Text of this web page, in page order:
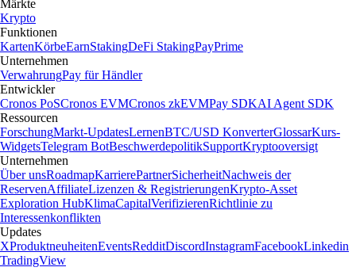
Märkte
Krypto
Funktionen
KartenKörbeEarnStakingDeFi StakingPayPrime
Unternehmen
VerwahrungPay für Händler
Entwickler
Cronos PoSCronos EVMCronos zkEVMPay SDKAI Agent SDK
Ressourcen
ForschungMarkt-UpdatesLernenBTC/USD KonverterGlossarKurs-
WidgetsTelegram BotBeschwerdepolitikSupportKryptooversigt
Unternehmen
Über unsRoadmapKarrierePartnerSicherheitNachweis der
ReservenAffiliateLizenzen & RegistrierungenKrypto-Asset
Exploration HubKlimaCapitalVerifizierenRichtlinie zu
Interessenkonflikten
Updates
XProduktneuheitenEventsRedditDiscordInstagramFacebookLinkedin
TradingView